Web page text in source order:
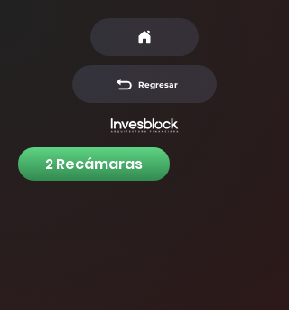
Regresar
2 Recámaras